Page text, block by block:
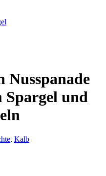
Nusspanade
und
, Kalb